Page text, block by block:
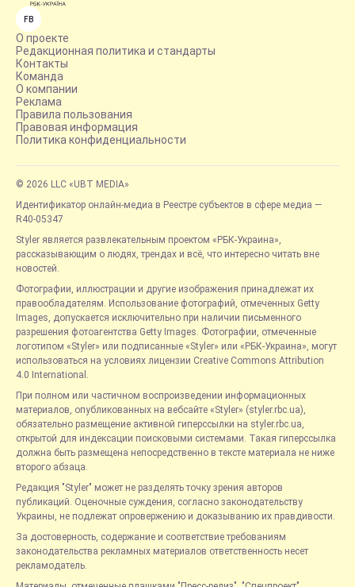
FB
О проекте
Редакционная политика и стандарты
Контакты
Команда
О компании
Реклама
Правила пользования
Правовая информация
Политика конфиденциальности
© 2026 LLC «UBT MEDIA»
Идентификатор онлайн-медиа в Реестре субъектов в сфере медиа —
R40-05347
Styler является развлекательным проектом «РБК-Украина»,
рассказывающим о людях, трендах и всё, что интересно читать вне
новостей.
Фотографии, иллюстрации и другие изображения принадлежат их
правообладателям. Использование фотографий, отмеченных Getty
Images, допускается исключительно при наличии письменного
разрешения фотоагентства Getty Images. Фотографии, отмеченные
логотипом «Styler» или подписанные «Styler» или «РБК-Украина», могут
использоваться на условиях лицензии Creative Commons Attribution
4.0 International.
При полном или частичном воспроизведении информационных
материалов, опубликованных на вебсайте «Styler» (styler.rbc.ua),
обязательно размещение активной гиперссылки на styler.rbc.ua,
открытой для индексации поисковыми системами. Такая гиперссылка
должна быть размещена непосредственно в тексте материала не ниже
второго абзаца.
Редакция "Styler" может не разделять точку зрения авторов
публикаций. Оценочные суждения, согласно законодательству
Украины, не подлежат опровержению и доказыванию их правдивости.
За достоверность, содержание и соответствие требованиям
законодательства рекламных материалов ответственность несет
рекламодатель.